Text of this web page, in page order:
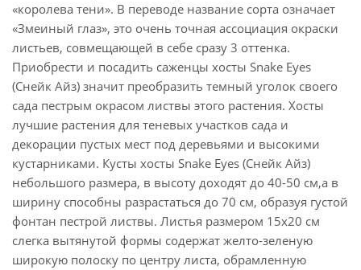
«королева тени». В переводе название сорта означает
«Змеиный глаз», это очень точная ассоциация окраски
листьев, совмещающей в себе сразу 3 оттенка.
Приобрести и посадить саженцы хосты Snake Eyes
(Снейк Айз) значит преобразить темный уголок своего
сада пестрым окрасом листвы этого растения. Хосты
лучшие растения для теневых участков сада и
декорации пустых мест под деревьями и высокими
кустарниками. Кусты хосты Snake Eyes (Снейк Айз)
небольшого размера, в высоту доходят до 40-50 см,а в
ширину способны разрастаться до 70 см, образуя густой
фонтан пестрой листвы. Листья размером 15х20 см
слегка вытянутой формы содержат желто-зеленую
широкую полоску по центру листа, обрамленную